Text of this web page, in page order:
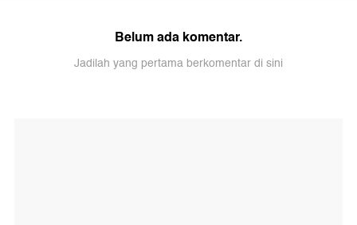
Belum ada komentar.
Jadilah yang pertama berkomentar di sini